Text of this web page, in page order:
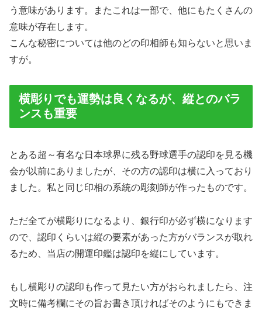
う意味があります。またこれは一部で、他にもたくさんの
意味が存在します。
こんな秘密については他のどの印相師も知らないと思いま
すが。
横彫りでも運勢は良くなるが、縦とのバラ
ンスも重要
とある超～有名な日本球界に残る野球選手の認印を見る機
会が以前にありましたが、その方の認印は横に入っており
ました。私と同じ印相の系統の彫刻師が作ったものです。
ただ全てが横彫りになるより、銀行印が必ず横になります
ので、認印くらいは縦の要素があった方がバランスが取れ
るため、当店の開運印鑑は認印を縦にしています。
もし横彫りの認印も作って見たい方がおられましたら、注
文時に備考欄にその旨お書き頂ければそのようにもできま